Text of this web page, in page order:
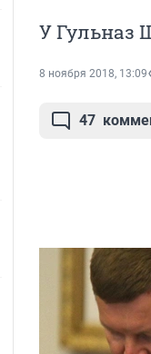
У Гульназ
8 ноября 2018, 13:09
47